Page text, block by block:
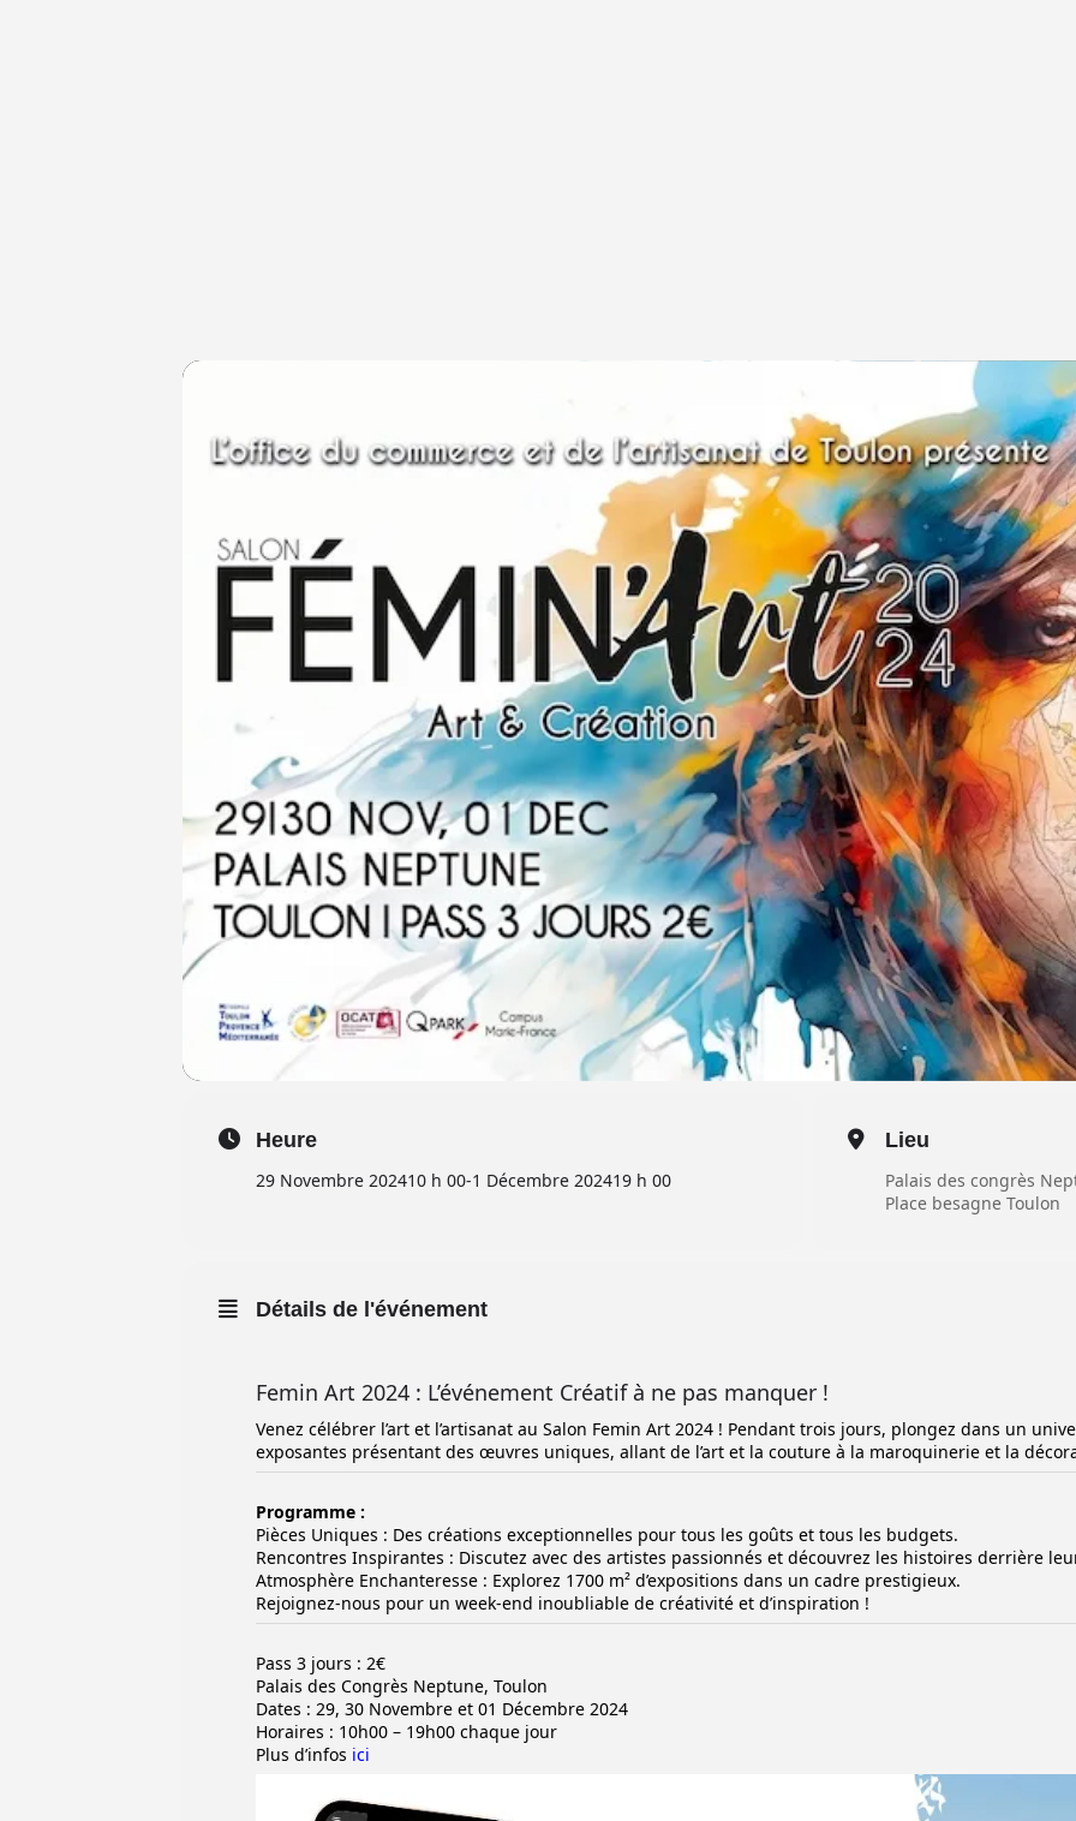
Heure
29 Novembre 202410 h 00-1 Décembre 202419 h 00
Lieu
Palais des congrès
Place besagne Toulon
Détails de l'événement
Femin Art 2024 : L’événement Créatif à ne pas manquer !
Venez célébrer l’art et l’artisanat au Salon Femin Art 2024 ! Pendant trois jours, plongez dans un
exposantes présentant des œuvres uniques, allant de l’art et la couture à la maroquinerie et la
Programme :
Pièces Uniques : Des créations exceptionnelles pour tous les goûts et tous les budgets.
Rencontres Inspirantes : Discutez avec des artistes passionnés et découvrez les histoires derrière
Atmosphère Enchanteresse : Explorez 1700 m² d’expositions dans un cadre prestigieux.
Rejoignez-nous pour un week-end inoubliable de créativité et d’inspiration !
Pass 3 jours : 2€
Palais des Congrès Neptune, Toulon
Dates : 29, 30 Novembre et 01 Décembre 2024
Horaires : 10h00 – 19h00 chaque jour
Plus d’infos ici